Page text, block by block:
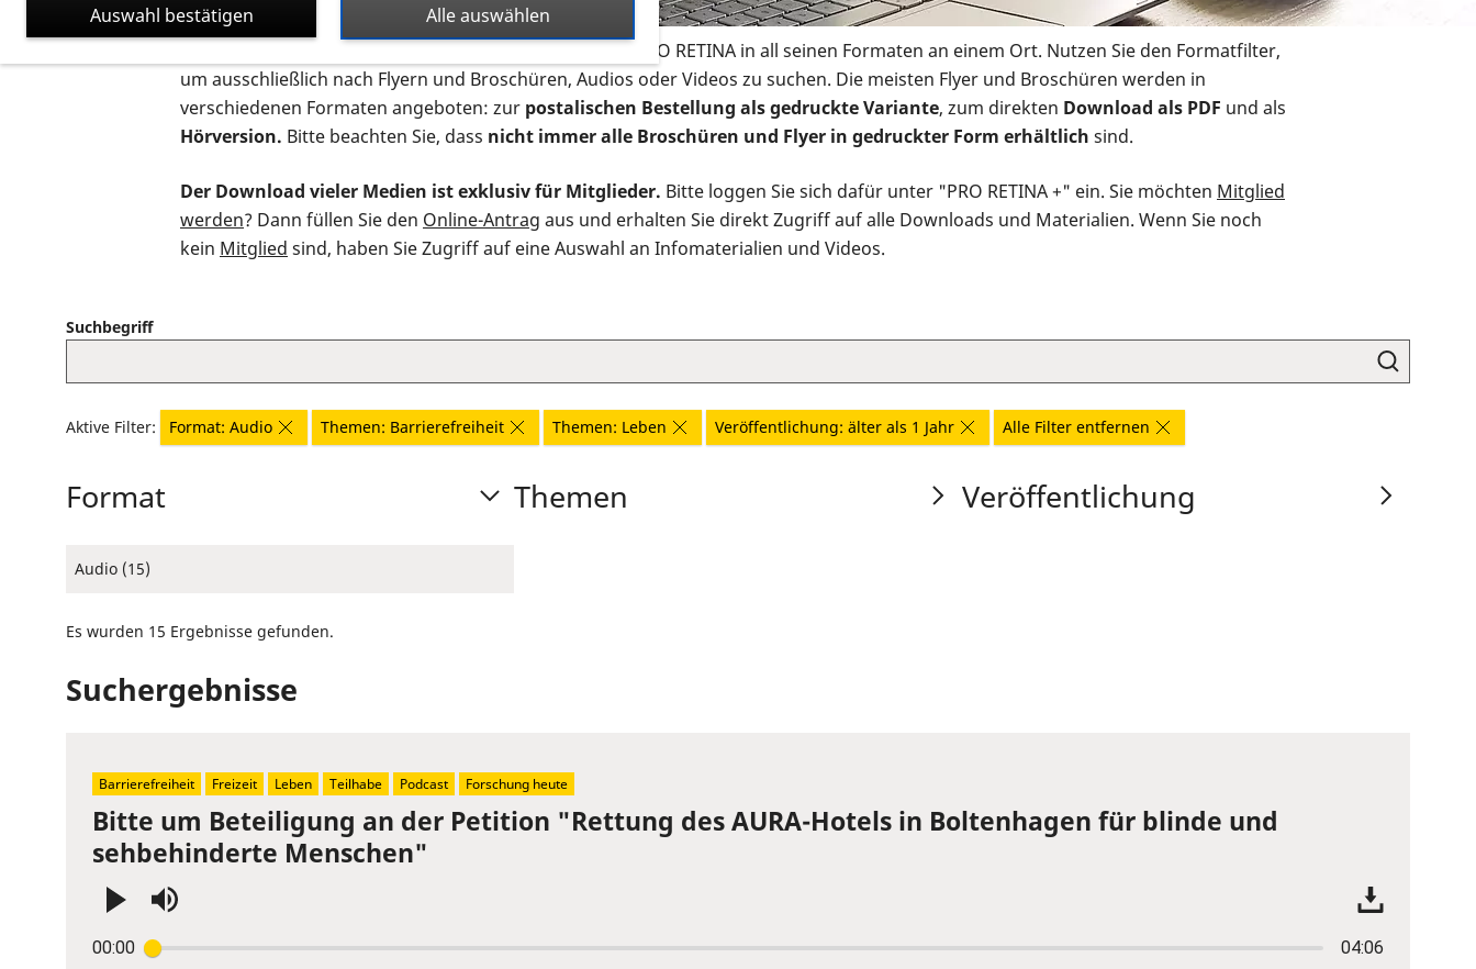
Auf dieser Seite finden Sie sämtliches Infomaterial der PRO RETINA in all seinen Formaten an einem Ort. Nutzen Sie den Formatfilter,
um ausschließlich nach Flyern und Broschüren, Audios oder Videos zu suchen. Die meisten Flyer und Broschüren werden in
verschiedenen Formaten angeboten: zur postalischen Bestellung als gedruckte Variante, zum direkten Download als PDF und als
Hörversion. Bitte beachten Sie, dass nicht immer alle Broschüren und Flyer in gedruckter Form erhältlich sind.
Der Download vieler Medien ist exklusiv für Mitglieder. Bitte loggen Sie sich dafür unter "PRO RETINA +" ein. Sie möchten Mitglied
werden? Dann füllen Sie den Online-Antrag aus und erhalten Sie direkt Zugriff auf alle Downloads und Materialien. Wenn Sie noch
kein Mitglied sind, haben Sie Zugriff auf eine Auswahl an Infomaterialien und Videos.
Suchbegriff
Aktive Filter: Format: Audio Themen: Barrierefreiheit Themen: Leben Veröffentlichung: älter als 1 Jahr Alle Filter entfernen
Format
Audio (15)
Themen Veröffentlichung
Es wurden 15 Ergebnisse gefunden.
Suchergebnisse
Bitte um Beteiligung an der Petition "Rettung des AURA-Hotels in Boltenhagen für blinde und
sehbehinderte Menschen"
00:00 04:06
Enter
Barrierefreiheit Freizeit Leben Teilhabe Podcast Forschung heute
Alle auswählen
Auswahl bestätigen